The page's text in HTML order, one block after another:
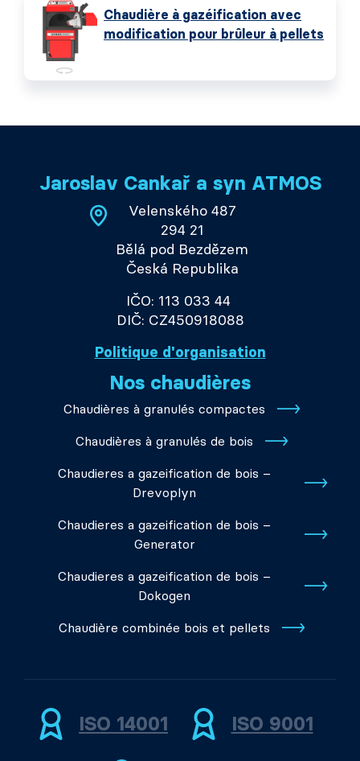
Chaudière à gazéification avec
modification pour brûleur à pellets
Jaroslav Cankař a syn ATMOS
Velenského 487
294 21
Bělá pod Bezdězem
Česká Republika
IČO: 113 033 44
DIČ: CZ450918088
Politique d'organisation
Nos chaudières
Chaudières à granulés compactes
Chaudières à granulés de bois
Chaudieres a gazeification de bois –
Drevoplyn
Chaudieres a gazeification de bois –
Generator
Chaudieres a gazeification de bois –
Dokogen
Chaudière combinée bois et pellets
ISO 14001 ISO 9001